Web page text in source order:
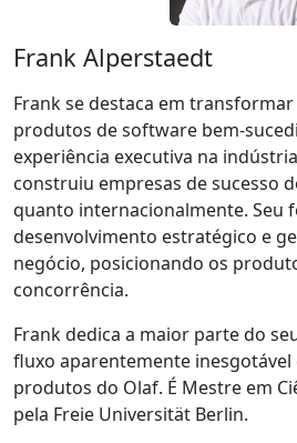
Frank Alperstaedt
Frank se destaca em
produtos de software bem-
experiência executiva na
construiu empresas de sucesso
quanto internacionalmente. Seu
desenvolvimento estratégico e
negócio, posicionando os
concorrência.
Frank dedica a maior parte do
fluxo aparentemente inesgotável
produtos do Olaf. É Mestre em
pela Freie Universität Berlin.